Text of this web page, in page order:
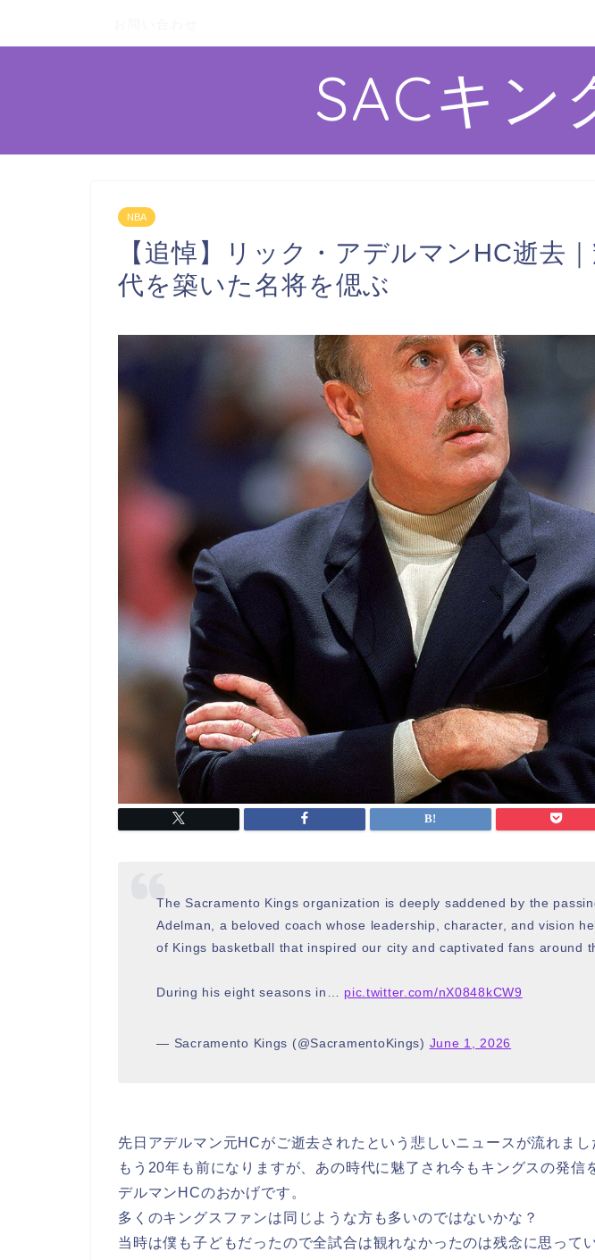
SACキン
NBA
【追悼】リック・アデルマンHC逝去
代を築いた名将を偲ぶ
The Sacramento Kings organization is deeply saddened by the
Adelman, a beloved coach whose leadership, character, and vision
of Kings basketball that inspired our city and captivated fans around
During his eight seasons in… pic.twitter.com/nX0848kCW9
— Sacramento Kings (@SacramentoKings) June 1, 2026
先日アデルマン元HCがご逝去されたという悲しいニュースが流れまし
もう20年も前になりますが、あの時代に魅了され今もキングスの発信
デルマンHCのおかげです。
多くのキングスファンは同じような方も多いのではないかな？
当時は僕も子どもだったので全試合は観れなかったのは残念に思ってい